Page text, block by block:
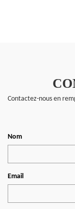
Contactez-nous en
Nom
Email